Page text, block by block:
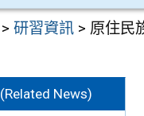
>研習資訊 > 原住民
(Related News)